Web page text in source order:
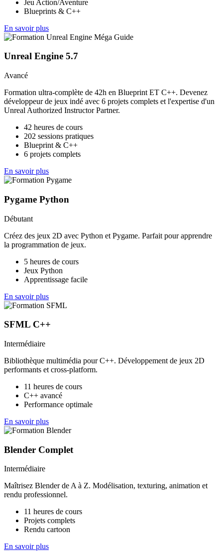
Jeu Action/Aventure
Blueprints & C++
En savoir plus
Unreal Engine 5.7
Avancé
Formation ultra-complète de 42h en Blueprint ET C++. Devenez
développeur de jeux indé avec 6 projets complets et l'expertise d'un
Unreal Authorized Instructor Partner.
42 heures de cours
202 sessions pratiques
Blueprint & C++
6 projets complets
En savoir plus
Pygame Python
Débutant
Créez des jeux 2D avec Python et Pygame. Parfait pour apprendre
la programmation de jeux.
5 heures de cours
Jeux Python
Apprentissage facile
En savoir plus
SFML C++
Intermédiaire
Bibliothèque multimédia pour C++. Développement de jeux 2D
performants et cross-platform.
11 heures de cours
C++ avancé
Performance optimale
En savoir plus
Blender Complet
Intermédiaire
Maîtrisez Blender de A à Z. Modélisation, texturing, animation et
rendu professionnel.
11 heures de cours
Projets complets
Rendu cartoon
En savoir plus